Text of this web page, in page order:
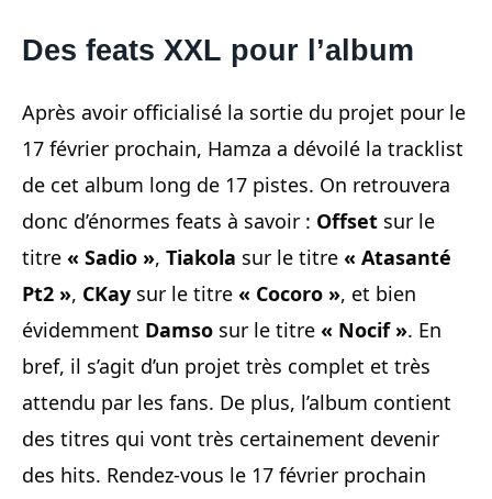
Des feats XXL pour l’album
Après avoir officialisé la sortie du projet pour le
17 février prochain, Hamza a dévoilé la tracklist
de cet album long de 17 pistes. On retrouvera
donc d’énormes feats à savoir : Offset sur le
titre « Sadio », Tiakola sur le titre « Atasanté
Pt2 », CKay sur le titre « Cocoro », et bien
évidemment Damso sur le titre « Nocif ». En
bref, il s’agit d’un projet très complet et très
attendu par les fans. De plus, l’album contient
des titres qui vont très certainement devenir
des hits. Rendez-vous le 17 février prochain